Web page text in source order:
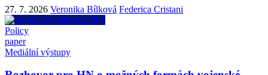
27. 7. 2026 Veronika Bílková Federica Cristani
Policy
paper
Mediální výstupy